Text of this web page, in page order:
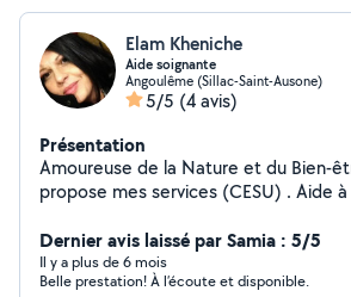
Elam Kheniche
Aide soignante
Angoulême (Sillac-Saint-Ausone)
5/5 (4 avis)
Présentation
Amoureuse de la Nature et du Bien-
propose mes services (CESU) . Aide à la personne
jardinage . Promenade de votre petit compagnon à
quatre pattes
Dernier avis laissé par Samia : 5/5
Il y a plus de 6 mois
Belle prestation! À l’écoute et disponible.